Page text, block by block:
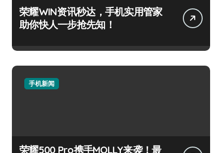
荣耀WIN资讯秒达，手机实用管家
助你快人一步抢先知！
手机新闻
荣耀500 Pro携手MOLLY来袭！最